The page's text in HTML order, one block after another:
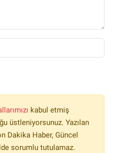
kabul etmiş
üstleniyorsunuz. Yazılan
Dakika Haber, Güncel
sorumlu tutulamaz.